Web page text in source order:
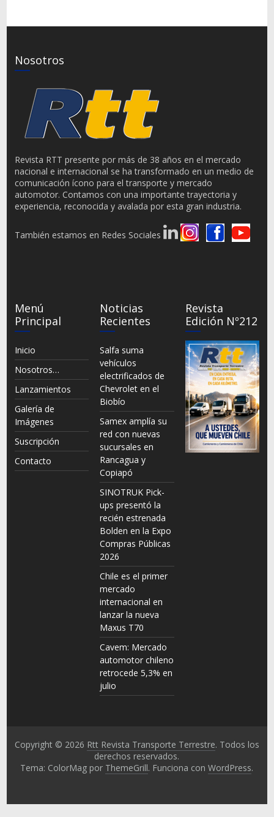
Nosotros
Revista RTT presente por más de 38 años en el mercado
nacional e internacional se ha transformado en un medio de
comunicación ícono para el transporte y mercado
automotor. Contamos con una importante trayectoria y
experiencia, reconocida y avalada por esta gran industria.
También estamos en Redes Sociales
Menú
Principal
Inicio
Nosotros…
Lanzamientos
Galería de
Imágenes
Suscripción
Contacto
Noticias
Recientes
Salfa suma
vehículos
electrificados de
Chevrolet en el
Biobío
Samex amplía su
red con nuevas
sucursales en
Rancagua y
Copiapó
SINOTRUK Pick-
ups presentó la
recién estrenada
Bolden en la Expo
Compras Públicas
2026
Chile es el primer
mercado
internacional en
lanzar la nueva
Maxus T70
Cavem: Mercado
automotor chileno
retrocede 5,3% en
julio
Revista
Edición Nº212
Copyright © 2026 Rtt Revista Transporte Terrestre. Todos los
derechos reservados.
Tema: ColorMag por ThemeGrill. Funciona conWordPress.